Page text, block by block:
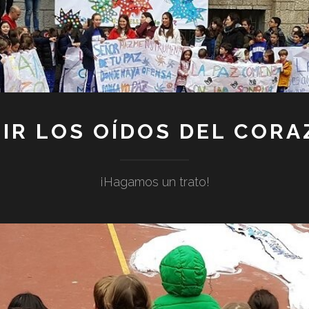
LOS OÍDOS DEL
¡Hagamos un trato!